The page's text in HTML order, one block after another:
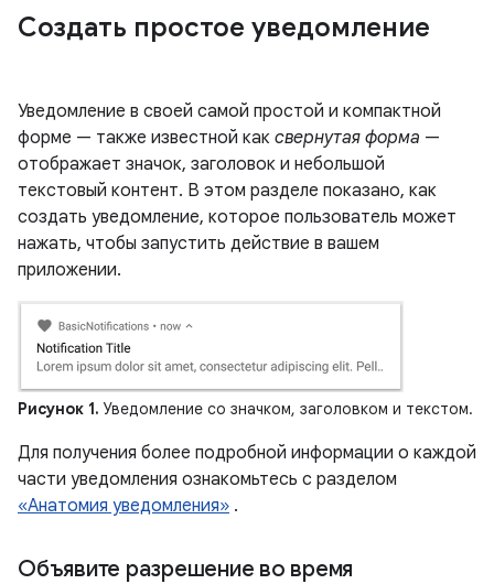
Создать простое уведомление
Уведомление в своей самой простой и компактной
форме — также известной как свернутая форма —
отображает значок, заголовок и небольшой
текстовый контент. В этом разделе показано, как
создать уведомление, которое пользователь может
нажать, чтобы запустить действие в вашем
приложении.
Рисунок 1. Уведомление со значком, заголовком и текстом.
Для получения более подробной информации о каждой
части уведомления ознакомьтесь с разделом
«Анатомия уведомления» .
Объявите разрешение во время